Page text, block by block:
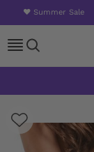
❤️ Summer Sale